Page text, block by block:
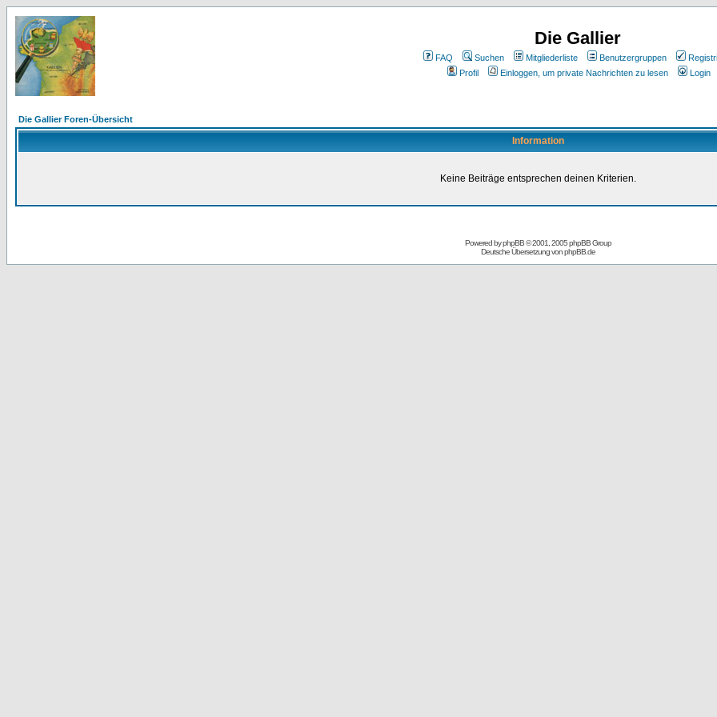
Die Gallier
FAQ Suchen Mitgliederliste Benutzergruppen
Profil
Einloggen, um private Nachrichten zu lesen Login
Die Gallier Foren-Übersicht
Information
Keine Beiträge entsprechen deinen Kriterien.
Powered byphpBB© 2001, 2005 phpBB Group
Deutsche Übersetzung vonphpBB.de